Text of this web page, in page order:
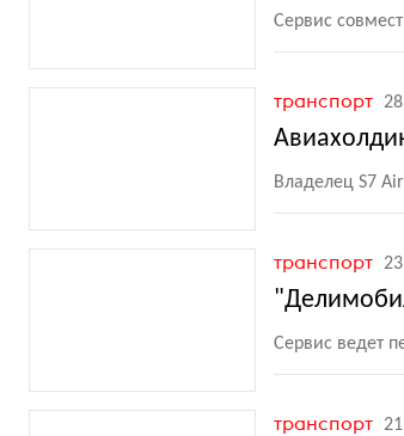
Сервис
транспорт
Владелец S7
транспорт
Сервис ведет
транспорт